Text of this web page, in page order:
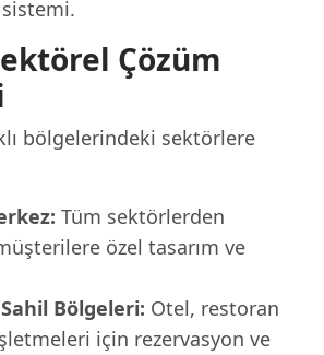
Çözüm
bölgelerindeki sektörlere
Tüm sektörlerden
özel tasarım ve
Bölgeleri: Otel, restoran
için rezervasyon ve